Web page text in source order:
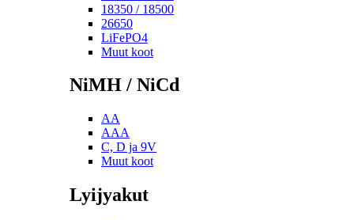
18350 / 18500
26650
LiFePO4
Muut koot
NiMH / NiCd
AA
AAA
C, D ja 9V
Muut koot
Lyijyakut